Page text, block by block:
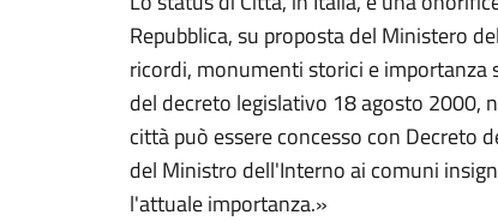
Repubblica, su proposta del Ministero
ricordi, monumenti storici e
del decreto legislativo 18 agosto 2000,
città può essere concesso con Decreto
del Ministro dell'Interno ai comuni
l'attuale importanza.»